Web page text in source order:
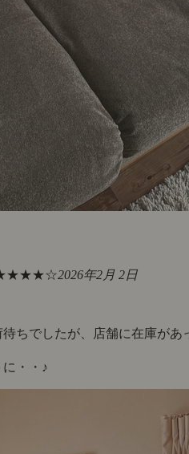
2026年2月 2日
ちでしたが、店舗に在庫があ
・・♪